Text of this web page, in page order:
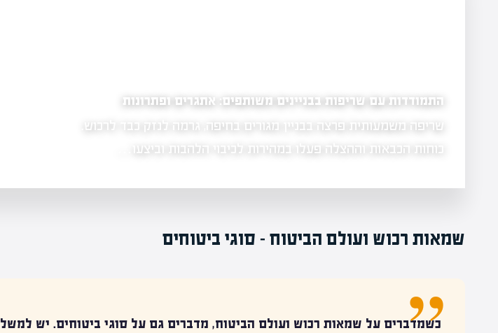
קרן הפיצויים הממשלתית פרסמה הערכה עדכנית לפיה הנזקים הפיזיים
הישירים שנגרמו למשק הישראלי בעקבות המלחמה האחרונה מוערכים
בכ-2…
שמאות רכוש ועולם הביטוח – סוגי ביטוחים
כשמדברים על שמאות רכוש ועולם הביטוח, מדברים גם על סוגי ביטוחים. יש למשל